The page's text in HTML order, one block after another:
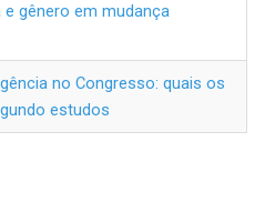
gênero em mudança
no Congresso: quais os
estudos